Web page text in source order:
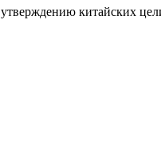
китайских